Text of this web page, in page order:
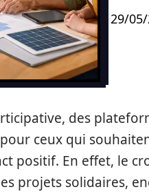
29/
des
ceux qui
positif. En effet, le
projets solidaires,